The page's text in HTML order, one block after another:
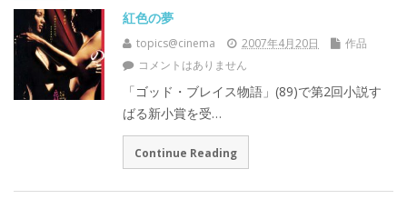
紅色の夢
topics@cinema 2007年4月20日
作品
コメントはありません
「ゴッド・ブレイス物語」(89)で第2回小説す
ばる新小賞を受…
Continue Reading